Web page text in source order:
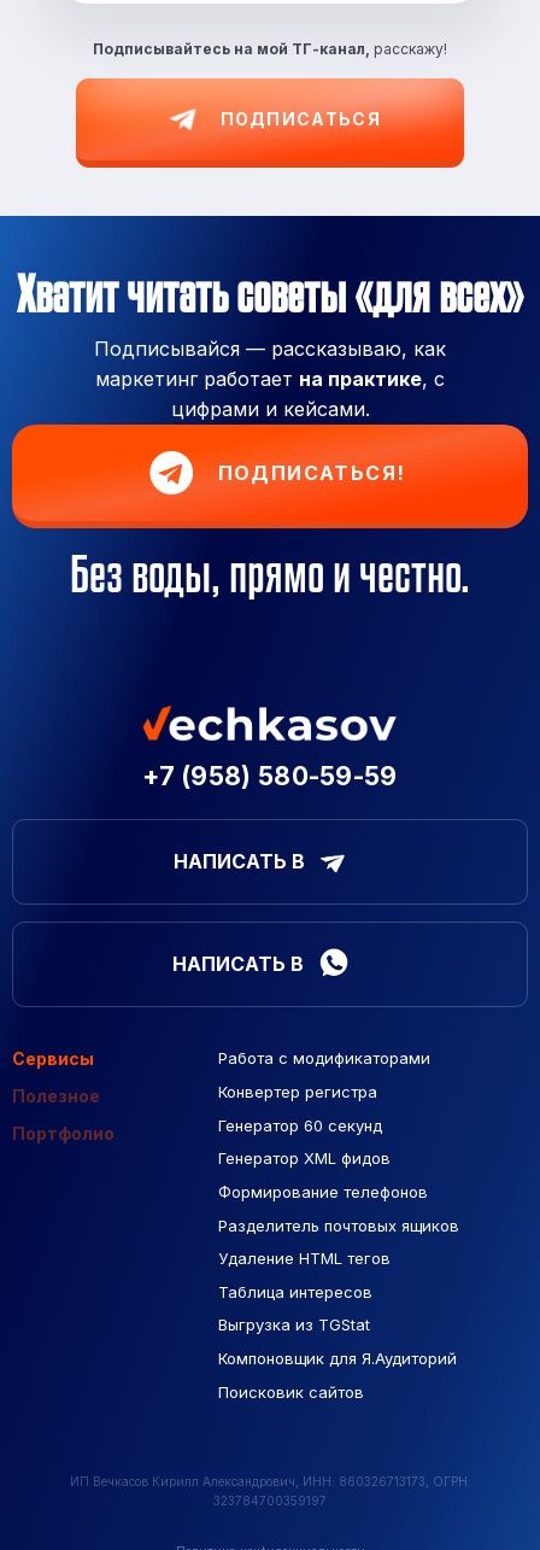
Подписывайтесь на мой ТГ-канал, расскажу!
ПОДПИСАТЬСЯ
Хватит читать советы «для всех»
Подписывайся — рассказываю, как
маркетинг работает на практике, с
цифрами и кейсами.
ПОДПИСАТЬСЯ!
Без воды, прямо и честно.
+7 (958) 580-59-59
НАПИСАТЬ В
НАПИСАТЬ В
Сервисы
Полезное
Портфолио
Работа с модификаторами
Конвертер регистра
Генератор 60 секунд
Генератор XML фидов
Формирование телефонов
Разделитель почтовых ящиков
Удаление HTML тегов
Таблица интересов
Выгрузка из TGStat
Компоновщик для Я.Аудиторий
Поисковик сайтов
Подборка сайтов
Макеты Figma
База Яндекс Карты
РСЯ площадки
Созданные сайты
Контекстная реклама
ИП Вечкасов Кирилл Александрович, ИНН: 860326713173, ОГРН:
323784700359197